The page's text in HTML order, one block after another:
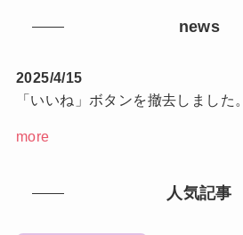
news
2025/4/15
「いいね」ボタンを撤去しました。
more
人気記事